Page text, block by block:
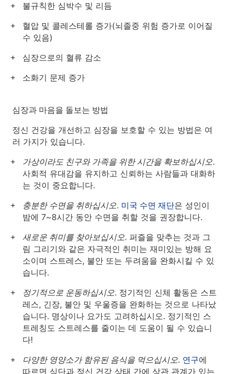
불규칙한 심박수 및 리듬
혈압 및 콜레스테롤 증가(뇌졸중 위험 증가로 이어질
수 있음)
심장으로의 혈류 감소
소화기 문제 증가
심장과 마음을 돌보는 방법
정신 건강을 개선하고 심장을 보호할 수 있는 방법은 여
러 가지가 있습니다.
가상이라도 친구와 가족을 위한 시간을 확보하십시오.
사회적 유대감을 유지하고 신뢰하는 사람들과 대화하
는 것이 중요합니다.
충분한 수면을 취하십시오. 미국 수면 재단은 성인이
밤에 7~8시간 동안 수면을 취할 것을 권장합니다.
새로운 취미를 찾아보십시오. 퍼즐을 맞추는 것과 그
림 그리기와 같은 자극적인 취미는 재미있는 방해 요
소이며 스트레스, 불안 또는 두려움을 완화시킬 수 있
습니다.
정기적으로 운동하십시오. 정기적인 신체 활동은 스트
레스, 긴장, 불안 및 우울증을 완화하는 것으로 나타났
습니다. 명상이나 요가도 고려하십시오. 정기적인 스
트레칭도 스트레스를 줄이는 데 도움이 될 수 있습니
다!
다양한 영양소가 함유된 음식을 먹으십시오. 연구에
따르면 식단과 정신 건강 상태 간에 상관 관계가 있는